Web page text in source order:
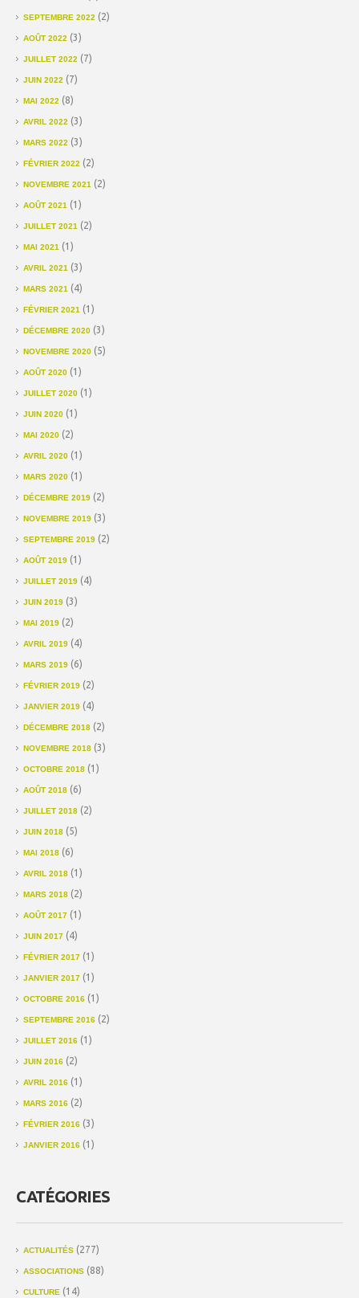
SEPTEMBRE 2022 (2)
AOÛT 2022 (3)
JUILLET 2022 (7)
JUIN 2022 (7)
MAI 2022 (8)
AVRIL 2022 (3)
MARS 2022 (3)
FÉVRIER 2022 (2)
NOVEMBRE 2021 (2)
AOÛT 2021 (1)
JUILLET 2021 (2)
MAI 2021 (1)
AVRIL 2021 (3)
MARS 2021 (4)
FÉVRIER 2021 (1)
DÉCEMBRE 2020 (3)
NOVEMBRE 2020 (5)
AOÛT 2020 (1)
JUILLET 2020 (1)
JUIN 2020 (1)
MAI 2020 (2)
AVRIL 2020 (1)
MARS 2020 (1)
DÉCEMBRE 2019 (2)
NOVEMBRE 2019 (3)
SEPTEMBRE 2019 (2)
AOÛT 2019 (1)
JUILLET 2019 (4)
JUIN 2019 (3)
MAI 2019 (2)
AVRIL 2019 (4)
MARS 2019 (6)
FÉVRIER 2019 (2)
JANVIER 2019 (4)
DÉCEMBRE 2018 (2)
NOVEMBRE 2018 (3)
OCTOBRE 2018 (1)
AOÛT 2018 (6)
JUILLET 2018 (2)
JUIN 2018 (5)
MAI 2018 (6)
AVRIL 2018 (1)
MARS 2018 (2)
AOÛT 2017 (1)
JUIN 2017 (4)
FÉVRIER 2017 (1)
JANVIER 2017 (1)
OCTOBRE 2016 (1)
SEPTEMBRE 2016 (2)
JUILLET 2016 (1)
JUIN 2016 (2)
AVRIL 2016 (1)
MARS 2016 (2)
FÉVRIER 2016 (3)
JANVIER 2016 (1)
CATÉGORIES
ACTUALITÉS (277)
ASSOCIATIONS (88)
CULTURE (14)